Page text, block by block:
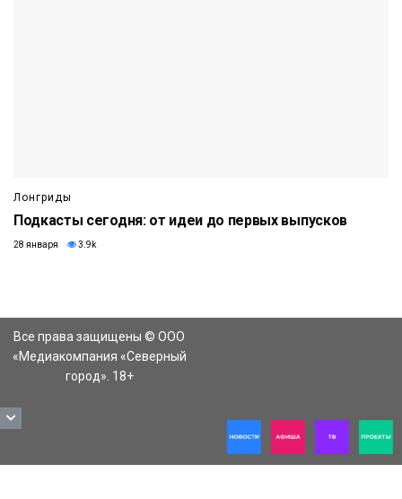
Лонгриды
Подкасты сегодня: от идеи до первых выпусков
28 января 3.9k
Все права защищены © ООО
«Медиакомпания «Северный
город». 18+